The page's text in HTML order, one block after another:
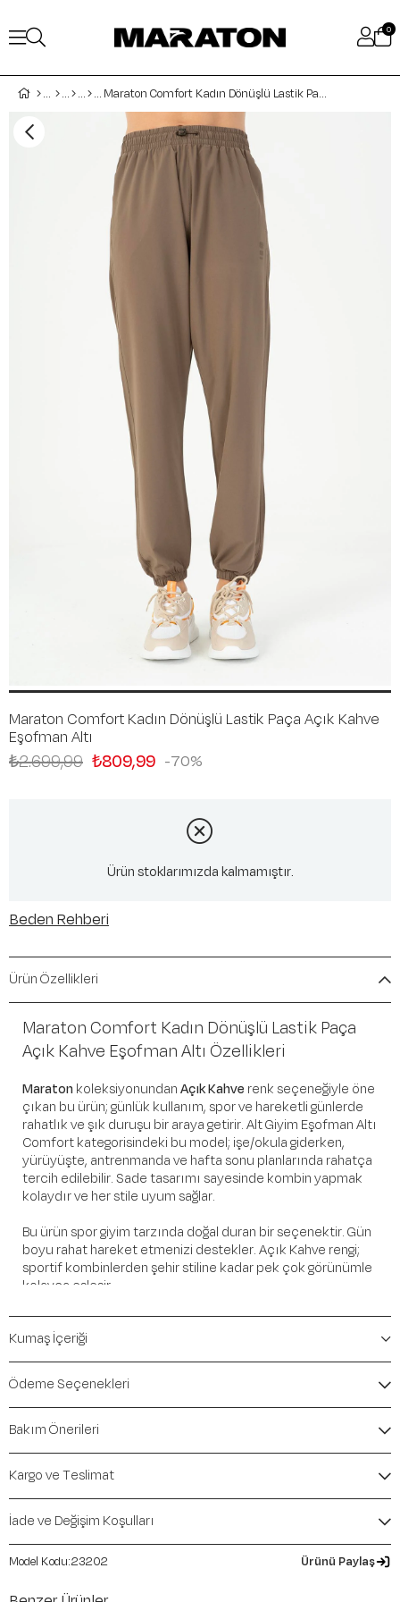
0
Maraton Comfort Kadın Dönüşlü Lastik Paça Açık Kahve Eşofman Altı
Maraton Comfort Kadın Dönüşlü Lastik Paça Açık Kahve
Eşofman Altı
70
₺2.699,99 ₺809,99
Ürün stoklarımızda kalmamıştır.
Beden Rehberi
Ürün Özellikleri
Maraton Comfort Kadın Dönüşlü Lastik Paça
Açık Kahve Eşofman Altı Özellikleri
Maraton koleksiyonundanAçık Kahve renk seçeneğiyle öne
çıkan bu ürün; günlük kullanım, spor ve hareketli günlerde
rahatlık ve şık duruşu bir araya getirir. Alt Giyim Eşofman Altı
Comfort kategorisindeki bu model; işe/okula giderken,
yürüyüşte, antrenmanda ve hafta sonu planlarında rahatça
tercih edilebilir. Sade tasarımı sayesinde kombin yapmak
kolaydır ve her stile uyum sağlar.
Bu ürün spor giyim tarzında doğal duran bir seçenektir. Gün
boyu rahat hareket etmenizi destekler. Açık Kahve rengi;
sportif kombinlerden şehir stiline kadar pek çok görünümle
kolayca eşleşir.
Öne Çıkan Detaylar
Marka:Maraton
Renk:Açık Kahve
Kalıp / Form:
Mevsim:İlkbahar-Yaz
Kumaş İçeriği
Ödeme Seçenekleri
Bakım Önerileri
Kargo ve Teslimat
İade ve Değişim Koşulları
23202 Ürünü Paylaş